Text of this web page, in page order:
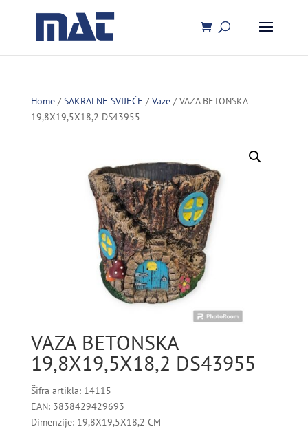
Home/SAKRALNE SVIJEĆE /Vaze/ VAZA BETONSKA
19,8X19,5X18,2 DS43955
VAZA BETONSKA
19,8X19,5X18,2 DS43955
Šifra artikla: 14115
EAN: 3838429429693
Dimenzije: 19,8X19,5X18,2 CM